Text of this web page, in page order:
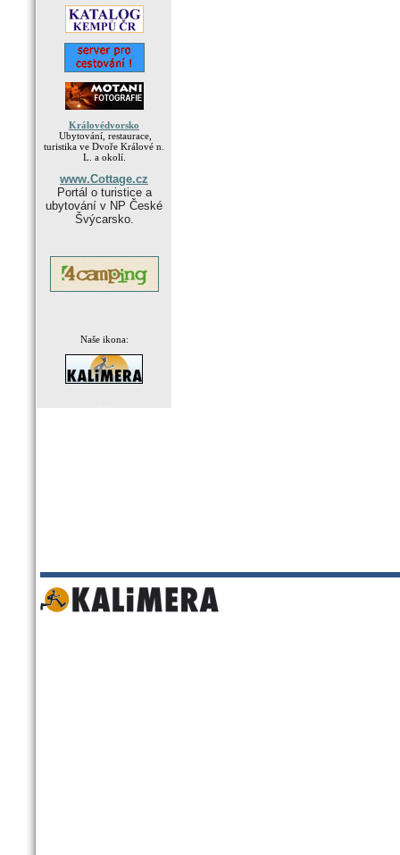
Královédvorsko
Ubytování, restaurace,
turistika ve Dvoře Králové n.
L. a okolí.
www.Cottage.cz
Portál o turistice a
ubytování v NP České
Švýcarsko.
Naše ikona: